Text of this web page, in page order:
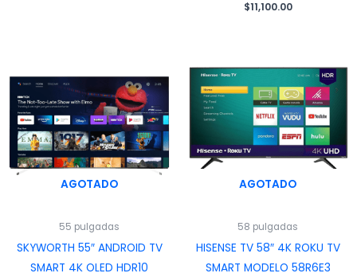
$11,100.00
AGOTADO
55 pulgadas
SKYWORTH 55″ ANDROID TV
SMART 4K OLED HDR10
AGOTADO
58 pulgadas
HISENSE TV 58″ 4K ROKU TV
SMART MODELO 58R6E3